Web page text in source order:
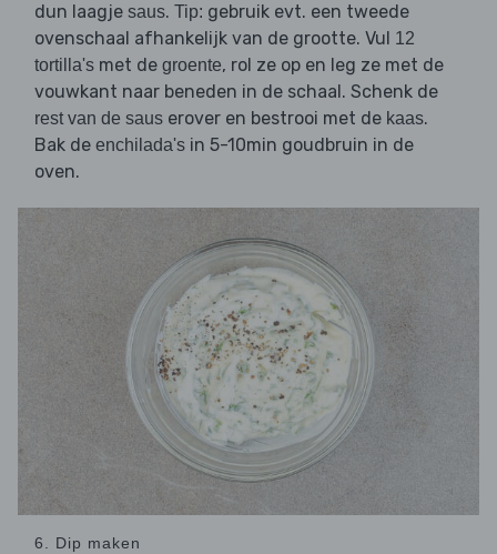
dun laagje saus. Tip: gebruik evt. een tweede
ovenschaal afhankelijk van de grootte. Vul 12
tortilla's met de groente, rol ze op en leg ze met de
vouwkant naar beneden in de schaal. Schenk de
rest van de saus erover en bestrooi met de kaas.
Bak de enchilada's in 5-10min goudbruin in de
oven.
6. Dip maken